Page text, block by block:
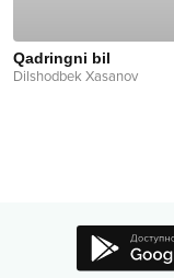
Qadringni bil
Dilshodbek Xasanov